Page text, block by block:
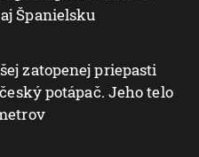
Španielsku
zatopenej priepasti
potápač. Jeho telo